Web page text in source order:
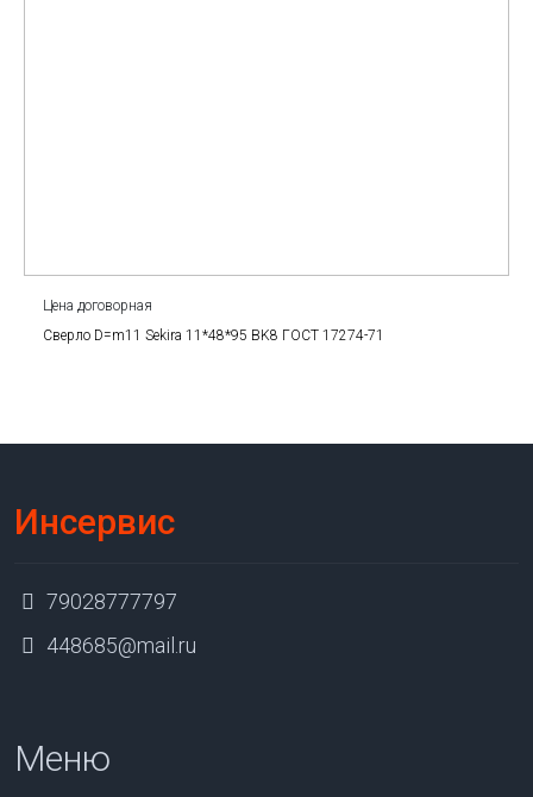
Цена договорная
Сверло D=m11 Sekira 11*48*95 BK8 ГОСТ 17274-71
Инсервис
79028777797
448685@mail.ru
Меню